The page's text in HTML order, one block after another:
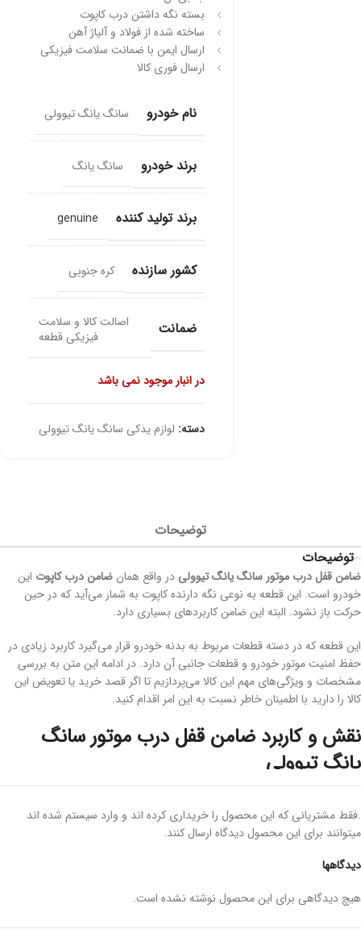
بسته نگه داشتن درب کاپوت
ساخته شده از فولاد و آلیاژ آهن
ارسال ایمن با ضمانت سلامت فیزیکی
ارسال فوری کالا
نام خودرو سانگ یانگ تیوولی
برند خودرو سانگ یانگ
برند تولید کننده genuine
کشور سازنده کره جنوبی
ضمانت
اصالت کالا و سلامت
فیزیکی قطعه
در انبار موجود نمی باشد
دسته: لوازم یدکی سانگ یانگ تیوولی
توضیحات
توضیحات
ضامن قفل درب موتور سانگ یانگ تیوولی در واقع همان ضامن درب کاپوت این
خودرو است. این قطعه به نوعی نگه دارنده کاپوت به شمار می‌آید که در حین
حرکت باز نشود. البته این ضامن کاربردهای بسیاری دارد.
این قطعه که در دسته قطعات مربوط به بدنه خودرو قرار می‌گیرد کاربرد زیادی در
حفظ امنیت موتور خودرو و قطعات جانبی آن دارد. در ادامه این متن به بررسی
مشخصات و ویژگی‌های مهم این کالا می‌پردازیم تا اگر قصد خرید یا تعویض این
کالا را دارید با اطمینان خاطر نسبت به این امر اقدام کنید.
نقش و کاربرد ضامن قفل درب موتور سانگ
یانگ تیوولی
و بسته شدن درب موتور خودرو یا همان کاپوت را بر عهده دارد. به عبارت دیگر
برای باز کردندرب کاپوتشما ضامن را کنار می‌زنید و درب را باز می‌کنید و در
هنگام بستن آن هم این ضامن است که درب را در جای خود نگه می‌دارد.
بهتر است مواردی که در صورت فقدان این قطعه رخ می‌دهد را بررسی کنیم:
باز و بسته شدن درب کاپوت:
دیدگاهها
هیچ دیدگاهی برای این محصول نوشته نشده است.
.فقط مشتریانی که این محصول را خریداری کرده اند و وارد سیستم شده اند
میتوانند برای این محصول دیدگاه ارسال کنند.